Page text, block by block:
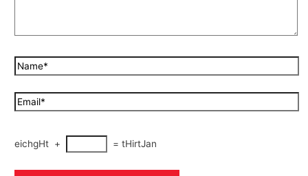
eichgHt + = tHirtJan